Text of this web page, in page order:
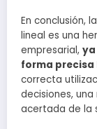
En conclusión,
lineal es una
empresarial,
forma
correcta
decisiones,
acertada de la